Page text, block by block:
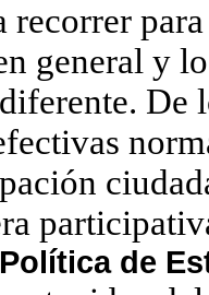
general y
De
de